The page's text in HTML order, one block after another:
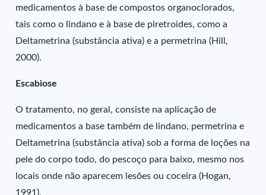
medicamentos à base de compostos organoclorados,
tais como o lindano e à base de piretroides, como a
Deltametrina (substância ativa) e a permetrina (Hill,
2000).
Escabiose
O tratamento, no geral, consiste na aplicação de
medicamentos a base também de lindano, permetrina e
Deltametrina (substância ativa) sob a forma de loções na
pele do corpo todo, do pescoço para baixo, mesmo nos
locais onde não aparecem lesões ou coceira (Hogan,
1991).